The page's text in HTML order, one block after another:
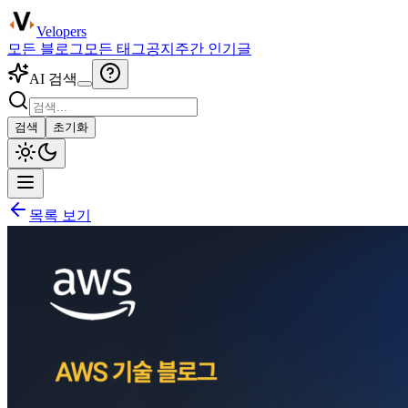
Velopers
모든 블로그 모든 태그공지 주간 인기글
AI 검색
검색 초기화
목록 보기